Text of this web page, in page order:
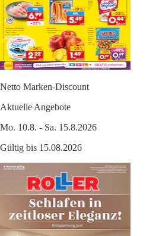
Netto Marken-Discount
Aktuelle Angebote
Mo. 10.8. - Sa. 15.8.2026
Gültig bis 15.08.2026